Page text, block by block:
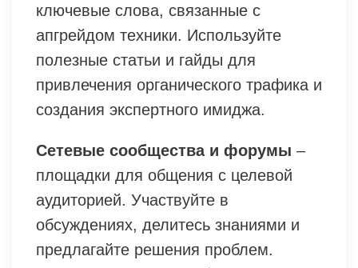
ключевые слова, связанные с
апгрейдом техники. Используйте
полезные статьи и гайды для
привлечения органического трафика и
создания экспертного имиджа.
Сетевые сообщества и форумы –
площадки для общения с целевой
аудиторией. Участвуйте в
обсуждениях, делитесь знаниями и
предлагайте решения проблем.